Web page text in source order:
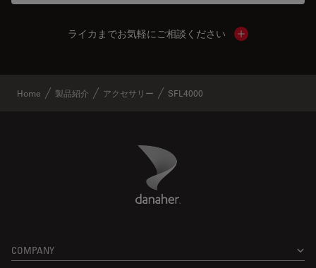
ライカまでお気軽にご相談ください Show local
Home 製品紹介 アクセサリー SFL4000
Danaher Logo
COMPANY